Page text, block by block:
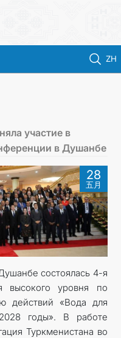
ZH
участие в
в Душанбе
28
五月
состоялась 4-я
высокого уровня по
действий «Вода для
годы». В работе
Туркменистана во